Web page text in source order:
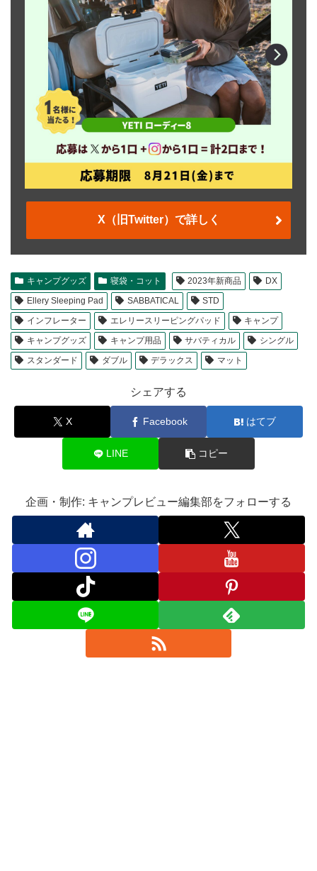
X（旧Twitter）で詳しく
キャンプグッズ 寝袋・コット 2023年新商品
DX
Ellery Sleeping Pad
SABBATICAL
STD
インフレーター
エレリースリーピングパッド
キャンプ
キャンプグッズ
キャンプ用品 サバティカル
シングル
スタンダード
ダブル デラックス マット
シェアする
X Facebook はてブ
LINE コピー
企画・制作: キャンプレビュー編集部をフォローする